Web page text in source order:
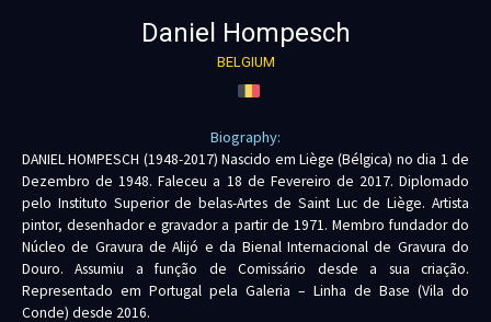
Daniel Hompesch
BELGIUM
Biography:
DANIEL HOMPESCH (1948-2017) Nascido em Liège (Bélgica) no dia 1 de
Dezembro de 1948. Faleceu a 18 de Fevereiro de 2017. Diplomado
pelo Instituto Superior de belas-Artes de Saint Luc de Liège. Artista
pintor, desenhador e gravador a partir de 1971. Membro fundador do
Núcleo de Gravura de Alijó e da Bienal Internacional de Gravura do
Douro. Assumiu a função de Comissário desde a sua criação.
Representado em Portugal pela Galeria – Linha de Base (Vila do
Conde) desde 2016.